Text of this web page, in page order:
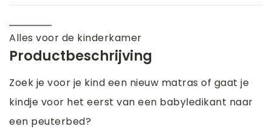
Alles voor de kinderkamer
Productbeschrijving
Zoek je voor je kind een nieuw matras of gaat je
kindje voor het eerst van een babyledikant naar
een peuterbed?